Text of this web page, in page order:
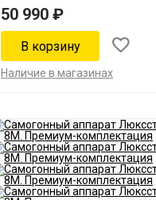
50 990 ₽
Наличие в магазинах